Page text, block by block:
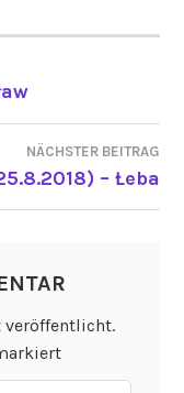
NÄCHSTER BEITRAG
– Łeba
veröffentlicht.